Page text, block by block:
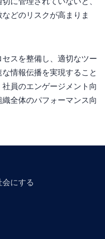
どのリスクが高まりま
スを整備し、適切なツー
情報伝播を実現すること
員のエンゲージメント向
全体のパフォーマンス向
にGiveする